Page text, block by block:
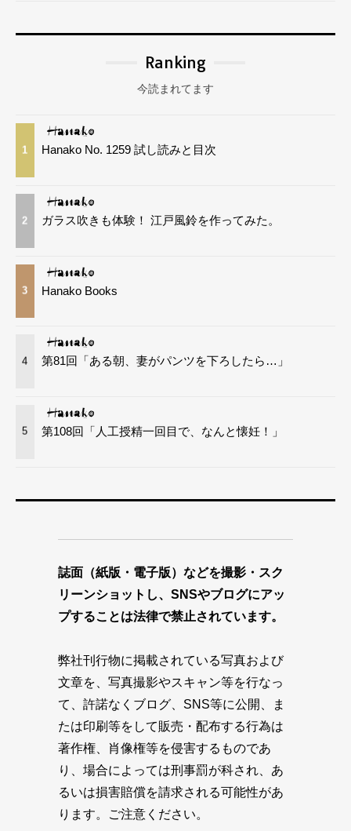
Ranking
今読まれてます
1 Hanako No. 1259 試し読みと目次
2 ガラス吹きも体験！ 江戸風鈴を作ってみた。
3 Hanako Books
4 第81回「ある朝、妻がパンツを下ろしたら…」
5 第108回「人工授精一回目で、なんと懐妊！」
誌面（紙版・電子版）などを撮影・スク
リーンショットし、SNSやブログにアッ
プすることは法律で禁止されています。
弊社刊行物に掲載されている写真および
文章を、写真撮影やスキャン等を行なっ
て、許諾なくブログ、SNS等に公開、ま
たは印刷等をして販売・配布する行為は
著作権、肖像権等を侵害するものであ
り、場合によっては刑事罰が科され、あ
るいは損害賠償を請求される可能性があ
ります。ご注意ください。